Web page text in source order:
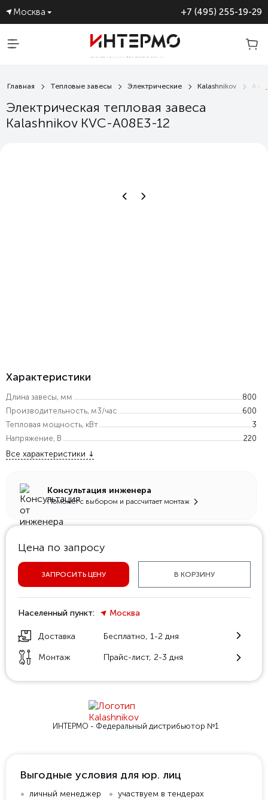
Москва +7 (495) 255-19-29
ЗАВЕС
Главная Тепловые завесы Электрические Kalashnikov
Электрическая тепловая завеса
Kalashnikov KVC-A08E3-12
Характеристики
Длина завесы, мм
800
Производительность, м3/час
600
Тепловая мощность, кВт
3
Напряжение, В
220
Все характеристики
Консультация инженера
Поможет с выбором и рассчитает монтаж
Цена по запросу
ЗАПРОСИТЬ ЦЕНУ В КОРЗИНУ
Населенный пункт: Москва
Доставка Бесплатно, 1-2 дня
Монтаж Прайс-лист, 2-3 дня
ИНТЕРМО - Федеральный дистрибьютор №1
Выгодные условия для юр. лиц
личный менеджер
участвуем в тендерах